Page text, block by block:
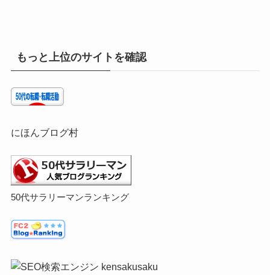
もっと上位のサイトを確認
にほんブログ村
50代サラリーマンランキング